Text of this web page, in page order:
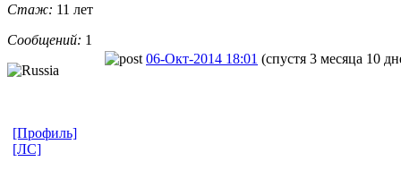
Стаж: 11 лет
Сообщений: 1
06-Окт-2014 18:01 (спустя 3 месяца 10
[Профиль]
[ЛС]